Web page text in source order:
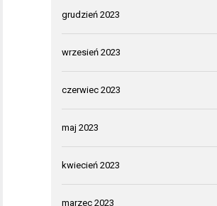
grudzień 2023
wrzesień 2023
czerwiec 2023
maj 2023
kwiecień 2023
marzec 2023